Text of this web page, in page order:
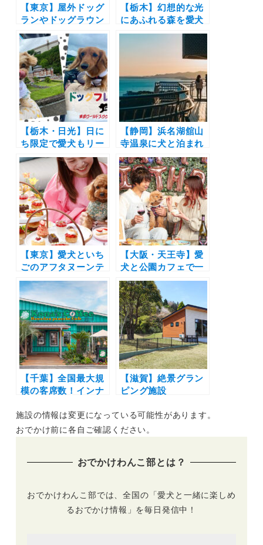
【東京】屋外ドッグ
ランやドッグラウン
ジも「OMO5東京五
反田by 星野リゾー
ト」2024年4月11日
オープン（中型犬2
頭まで）
【栃木】幻想的な光
にあふれる森を愛犬
とお散歩♪犬と泊ま
れる「ホテルフォレ
ストヒルズ那須 with
Dogs」でイルミネ
ーション「杜の灯」
スタート！宿泊者以
外も入場無料
【栃木・日光】日に
ち限定で愛犬もリー
ドでOK「東武ワー
ルドスクウェア」で
「わんちゃんフリー
DAY」スタート！11
月11日には初となる
ドッグマルシェも開
催決定！
【静岡】浜名湖舘山
寺温泉に犬と泊まれ
るリゾートホテル
「KAREN 浜名湖
with Dog」誕生｜屋
内ドッグラン、愛犬
用のお食事＆お風呂
も
【東京】愛犬といち
ごのアフタヌーンテ
ィーを楽しめる！北
青山の「IL LUPINO
PRIME」で初の
「Strawberry
Afternoon Tea」が
スタート | 50席のテ
ラス席はわんこ同伴
OK
【大阪・天王寺】愛
犬と公園カフェで一
緒に食事できる！
「ソライロキッチン
天王寺inてんしば」
ドッグメニュー開始
| 記念日プランも
【千葉】全国最大規
模の客席数！インナ
OKで一緒にハワイ
気分♪「コナズ珈琲
プン
【滋賀】絶景グラン
ピング施設
ELEMENT」に待望
の愛犬OKキャビン
き（小型犬2頭まで
施設の情報は変更になっている可能性があります。
おでかけ前に各自ご確認ください。
おでかけわんこ部とは？
おでかけわんこ部では、全国の「愛犬と一緒に楽しめ
るおでかけ情報」を毎日発信中！